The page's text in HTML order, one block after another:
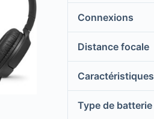
Connexions
Distance focale
Type de batterie